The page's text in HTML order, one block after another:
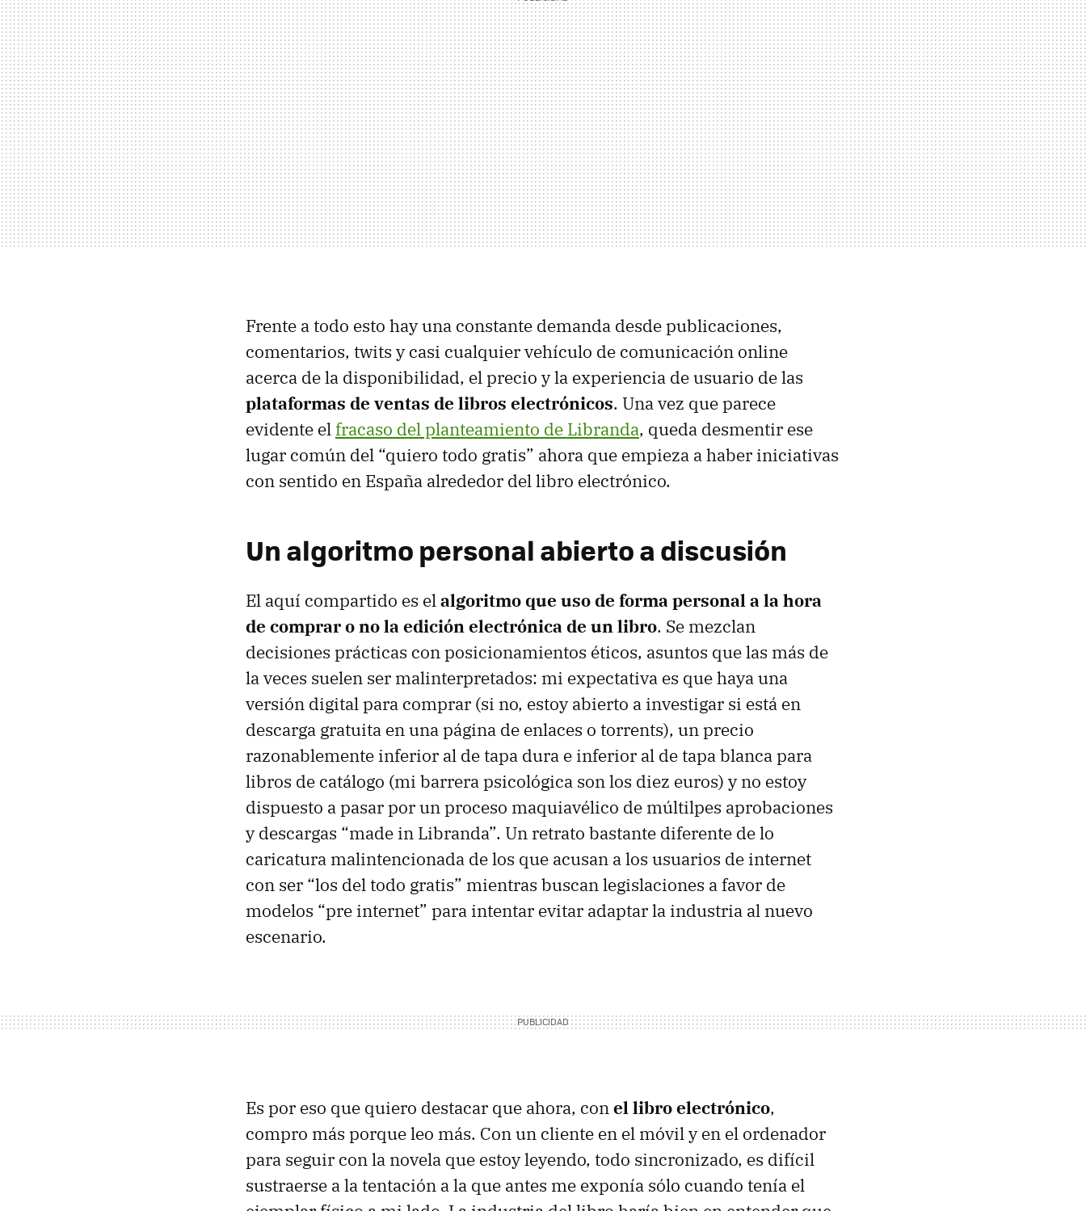
Frente a todo esto hay una constante demanda desde publicaciones,
comentarios, twits y casi cualquier vehículo de comunicación online
acerca de la disponibilidad, el precio y la experiencia de usuario de las
plataformas de ventas de libros electrónicos. Una vez que parece
evidente el fracaso del planteamiento de Libranda, queda desmentir ese
lugar común del “quiero todo gratis” ahora que empieza a haber iniciativas
con sentido en España alrededor del libro electrónico.
Un algoritmo personal abierto a discusión
El aquí compartido es elalgoritmo que uso de forma personal a la hora
de comprar o no la edición electrónica de un libro. Se mezclan
decisiones prácticas con posicionamientos éticos, asuntos que las más de
la veces suelen ser malinterpretados: mi expectativa es que haya una
versión digital para comprar (si no, estoy abierto a investigar si está en
descarga gratuita en una página de enlaces o torrents), un precio
razonablemente inferior al de tapa dura e inferior al de tapa blanca para
libros de catálogo (mi barrera psicológica son los diez euros) y no estoy
dispuesto a pasar por un proceso maquiavélico de múltilpes aprobaciones
y descargas “made in Libranda”. Un retrato bastante diferente de lo
caricatura malintencionada de los que acusan a los usuarios de internet
con ser “los del todo gratis” mientras buscan legislaciones a favor de
modelos “pre internet” para intentar evitar adaptar la industria al nuevo
escenario.
Es por eso que quiero destacar que ahora, conel libro electrónico,
compro más porque leo más. Con un cliente en el móvil y en el ordenador
para seguir con la novela que estoy leyendo, todo sincronizado, es difícil
sustraerse a la tentación a la que antes me exponía sólo cuando tenía el